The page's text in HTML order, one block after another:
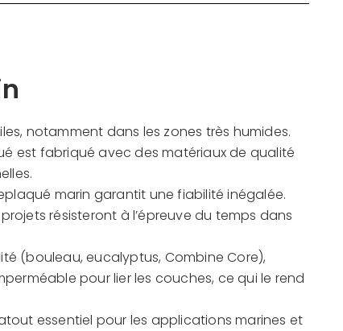
notamment dans les zones très humides.
est fabriqué avec des matériaux de qualité
marin garantit une fiabilité inégalée.
résisteront à l’épreuve du temps dans
(bouleau, eucalyptus, Combine Core),
pour lier les couches, ce qui le rend
essentiel pour les applications marines et